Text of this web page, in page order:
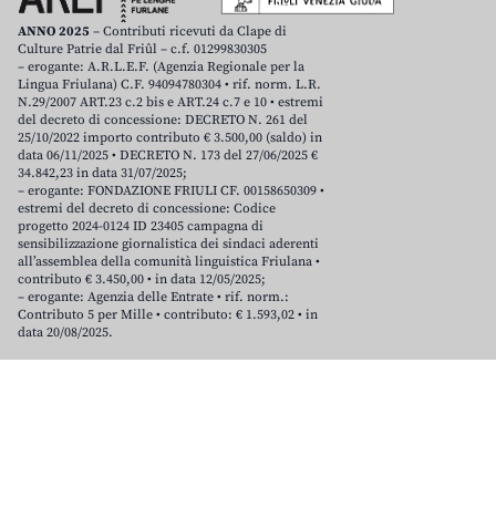
ANNO 2025 – Contributi ricevuti da Clape di
Culture Patrie dal Friûl – c.f. 01299830305
– erogante: A.R.L.E.F. (Agenzia Regionale per la
Lingua Friulana) C.F. 94094780304 • rif. norm. L.R.
N.29/2007 ART.23 c.2 bis e ART.24 c.7 e 10 • estremi
del decreto di concessione: DECRETO N. 261 del
25/10/2022 importo contributo € 3.500,00 (saldo) in
data 06/11/2025 • DECRETO N. 173 del 27/06/2025 €
34.842,23 in data 31/07/2025;
– erogante: FONDAZIONE FRIULI CF. 00158650309 •
estremi del decreto di concessione: Codice
progetto 2024-0124 ID 23405 campagna di
sensibilizzazione giornalistica dei sindaci aderenti
all’assemblea della comunità linguistica Friulana •
contributo € 3.450,00 • in data 12/05/2025;
– erogante: Agenzia delle Entrate • rif. norm.:
Contributo 5 per Mille • contributo: € 1.593,02 • in
data 20/08/2025.